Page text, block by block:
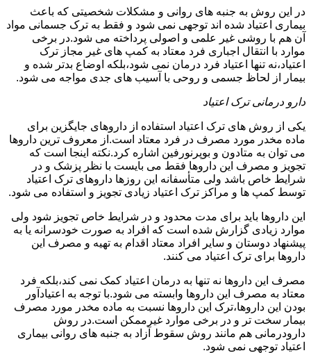
در این روش به جنبه های روانی و مشکلات شخصیتی که باعث
بیماری اعتیاد شده اند توجهی نمی شود و فقط به ترک جسمانی مواد
آن هم با روشی غیر علمی و اصولی پرداخته می شود.در برخی
موارد با انتقال اجباری فرد معتاد به کمپ های غیر مجاز ترک
اعتیاد،نه تنها اعتیاد فرد درمان نمی شود،بلکه اوضاع بدتر شده و
بیمار از لحاظ جسمی و روحی با آسیب های جدی مواجه می شود.
دارو درمانی ترک اعتیاد
یکی از روش های ترک اعتیاد استفاده از داروهای جایگزین برای
ماده مخدر مورد مصرف در فرد معتاد است.از معروف ترین داروها
می توان به متادون و بوپرنورفین اشاره کرد.نکته اینجا است که
تجویز و مصرف این داروها فقط می بایست با نظر پزشک و در
شرایط خاص باشد ولی متأسفانه این روزها داروهای ترک اعتیاد
توسط کمپ ها و مراکز ترک اعتیاد زیادی تجویز و استفاده می شود.
این داروها باید برای مدت محدود و در شرایط خاص تجویز شود ولی
موارد زیادی گزارش شده است که افراد به صورت خودسرانه یا به
پیشنهاد دوستان و سایر افراد معتاد اقدام به تهیه و مصرف این
داروها برای ترک اعتیاد می کنند.
مصرف این داروها نه تنها به درمان اعتیاد کمک نمی کند،بلکه فرد
معتاد به مصرف این داروها وابسته می شود.با توجه به اعتیادآور
بودن این داروها،ترک این داروها نسبت به ماده مخدر مورد مصرف
بیمار سخت تر و در برخی موارد غیرممکن است.در روش
دارودرمانی هم مانند روش سقوط آزاد به جنبه های روانی بیماری
اعتیاد توجهی نمی شود.